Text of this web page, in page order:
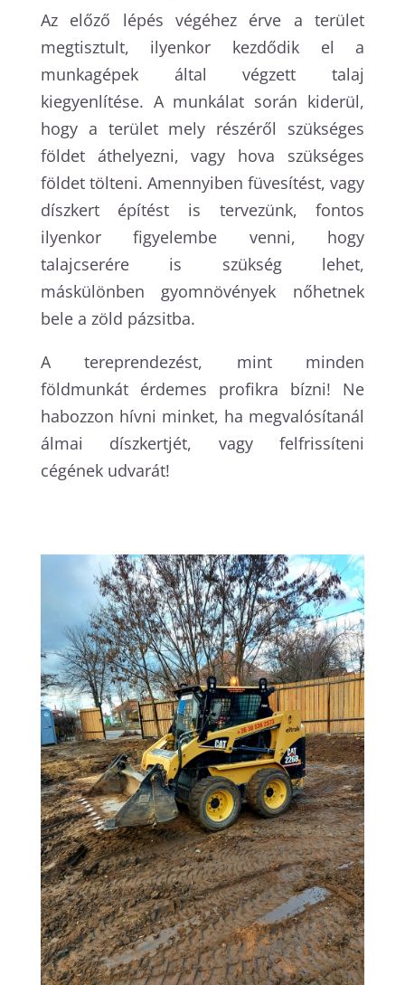
Az előző lépés végéhez érve a terület
megtisztult, ilyenkor kezdődik el a
munkagépek által végzett talaj
kiegyenlítése. A munkálat során kiderül,
hogy a terület mely részéről szükséges
földet áthelyezni, vagy hova szükséges
földet tölteni. Amennyiben füvesítést, vagy
díszkert építést is tervezünk, fontos
ilyenkor figyelembe venni, hogy
talajcserére is szükség lehet,
máskülönben gyomnövények nőhetnek
bele a zöld pázsitba.
A tereprendezést, mint minden
földmunkát érdemes profikra bízni! Ne
habozzon hívni minket, ha megvalósítanál
álmai díszkertjét, vagy felfrissíteni
cégének udvarát!